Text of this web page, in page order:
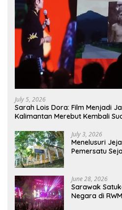
July 5, 2026
Sarah Lois Dora: Film Menjadi
Kalimantan Merebut Kembali
July 3, 2026
Menelusuri
Pemersatu
June 28, 2026
Sarawak
Negara di